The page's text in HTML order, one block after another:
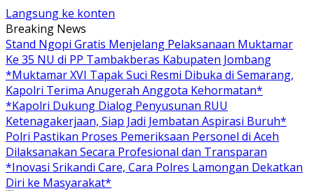
Langsung ke konten
Breaking News
Stand Ngopi Gratis Menjelang Pelaksanaan Muktamar
Ke 35 NU di PP Tambakberas Kabupaten Jombang
*Muktamar XVI Tapak Suci Resmi Dibuka di Semarang,
Kapolri Terima Anugerah Anggota Kehormatan*
*Kapolri Dukung Dialog Penyusunan RUU
Ketenagakerjaan, Siap Jadi Jembatan Aspirasi Buruh*
Polri Pastikan Proses Pemeriksaan Personel di Aceh
Dilaksanakan Secara Profesional dan Transparan
*Inovasi Srikandi Care, Cara Polres Lamongan Dekatkan
Diri ke Masyarakat*